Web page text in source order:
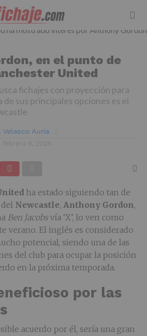
en el punto de
United
fichajes con proyección para
de sus principales opciones es el
Velasco Auria
ha estado siguiendo tan de
Newcastle, Anthony Gordon,
Ben Jacobsvía ‘X’, lo ven como
verano. El inglés es considerado
potencial, siendo una de las
del club para ocupar la posición
en la próxima temporada.
por las
acuerdo por él, sería una gran